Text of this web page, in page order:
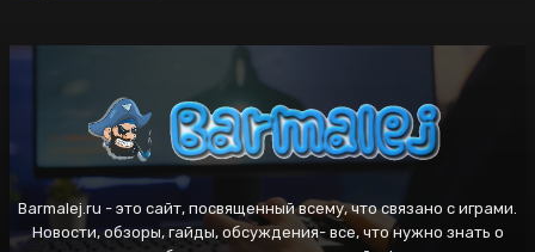
Barmalej.ru - это сайт, посвященный всему, что связано с играми.
Новости, обзоры, гайды, обсуждения- все, что нужно знать о